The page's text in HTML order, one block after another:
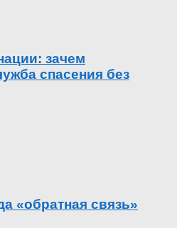
зачем
спасения без
«обратная связь»